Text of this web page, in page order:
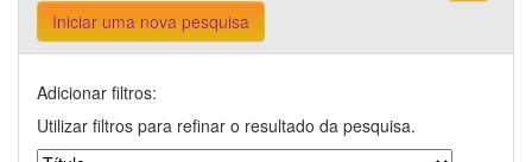
Iniciar uma nova pesquisa
Adicionar filtros:
Utilizar filtros para refinar o resultado da pesquisa.